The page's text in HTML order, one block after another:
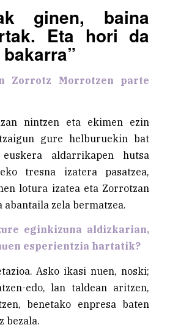
ginen, baina
Eta hori da
Zorrotz Morrotzen parte
nintzen eta ekimen ezin
gure helburuekin bat
aldarrikapen hutsa
tresna izatera pasatzea,
lotura izatea eta Zorrotzan
abantaila zela bermatzea.
eginkizuna aldizkarian,
esperientzia hartatik?
Asko ikasi nuen, noski;
edo, lan taldean aritzen,
benetako enpresa baten
bezala.